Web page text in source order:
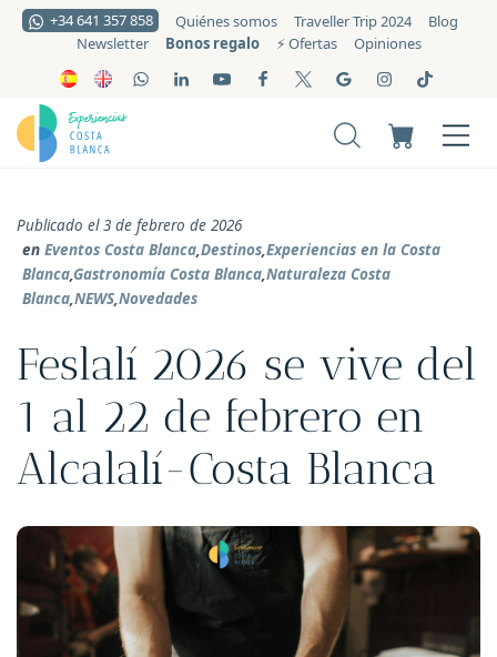
+34 641 357 858 Quiénes somos Traveller Trip 2024
Blog
Newsletter
Bonos regalo ⚡️ Ofertas Opiniones
Publicado el 3 de febrero de 2026
en Eventos Costa Blanca,Destinos,Experiencias en la Costa
Blanca,Gastronomía Costa Blanca,Naturaleza Costa
Blanca,NEWS,Novedades
Feslalí 2026 se vive del
1 al 22 de febrero en
Alcalalí-Costa Blanca